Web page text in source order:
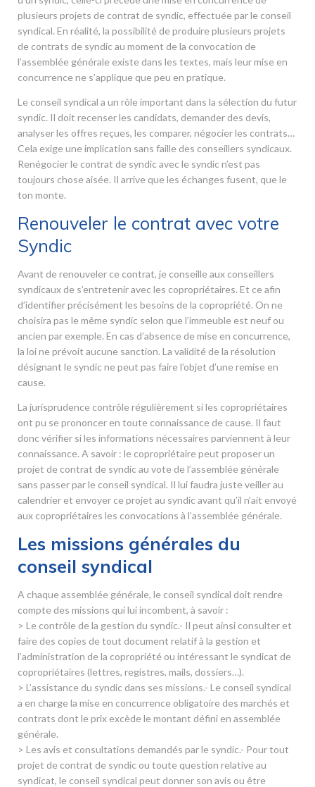
plusieurs projets de contrat de syndic, effectuée par le conseil
syndical. En réalité, la possibilité de produire plusieurs projets
de contrats de syndic au moment de la convocation de
l’assemblée générale existe dans les textes, mais leur mise en
concurrence ne s’applique que peu en pratique.
Le conseil syndical a un rôle important dans la sélection du futur
syndic. Il doit recenser les candidats, demander des devis,
analyser les offres reçues, les comparer, négocier les contrats…
Cela exige une implication sans faille des conseillers syndicaux.
Renégocier le contrat de syndic avec le syndic n’est pas
toujours chose aisée. Il arrive que les échanges fusent, que le
ton monte.
Renouveler le contrat avec votre
Syndic
Avant de renouveler ce contrat, je conseille aux conseillers
syndicaux de s’entretenir avec les copropriétaires. Et ce afin
d’identifier précisément les besoins de la copropriété. On ne
choisira pas le même syndic selon que l’immeuble est neuf ou
ancien par exemple. En cas d’absence de mise en concurrence,
la loi ne prévoit aucune sanction. La validité de la résolution
désignant le syndic ne peut pas faire l’objet d’une remise en
cause.
La jurisprudence contrôle régulièrement si les copropriétaires
ont pu se prononcer en toute connaissance de cause. Il faut
donc vérifier si les informations nécessaires parviennent à leur
connaissance. A savoir : le copropriétaire peut proposer un
projet de contrat de syndic au vote de l’assemblée générale
sans passer par le conseil syndical. Il lui faudra juste veiller au
calendrier et envoyer ce projet au syndic avant qu’il n’ait envoyé
aux copropriétaires les convocations à l’assemblée générale.
Les missions générales du
conseil syndical
A chaque assemblée générale, le conseil syndical doit rendre
compte des missions qui lui incombent, à savoir :
> Le contrôle de la gestion du syndic.- Il peut ainsi consulter et
faire des copies de tout document relatif à la gestion et
l’administration de la copropriété ou intéressant le syndicat de
copropriétaires (lettres, registres, mails, dossiers…).
> L’assistance du syndic dans ses missions.- Le conseil syndical
a en charge la mise en concurrence obligatoire des marchés et
contrats dont le prix excède le montant défini en assemblée
générale.
> Les avis et consultations demandés par le syndic.- Pour tout
projet de contrat de syndic ou toute question relative au
syndicat, le conseil syndical peut donner son avis ou être